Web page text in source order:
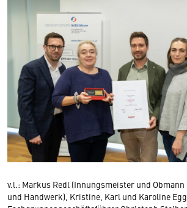
v.l.: Markus Redl (Innungsmeister und Obmann
und Handwerk), Kristine, Karl und Karoline